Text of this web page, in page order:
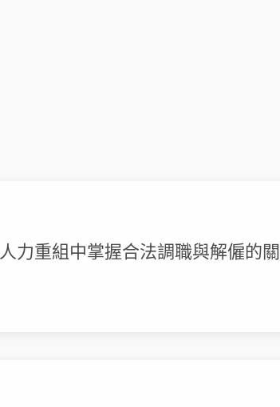
力重組中掌握合法調職與解僱的關